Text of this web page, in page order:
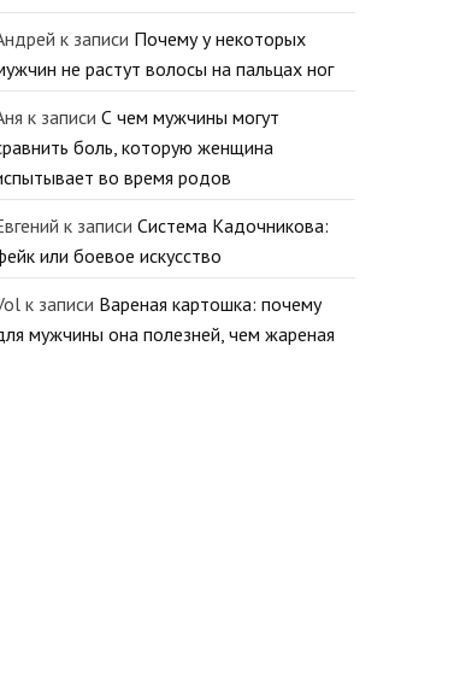
к записи Почему у некоторых
не растут волосы на пальцах ног
к записи С чем мужчины могут
боль, которую женщина
во время родов
к записи Система Кадочникова:
или боевое искусство
к записи Вареная картошка: почему
мужчины она полезней, чем жареная